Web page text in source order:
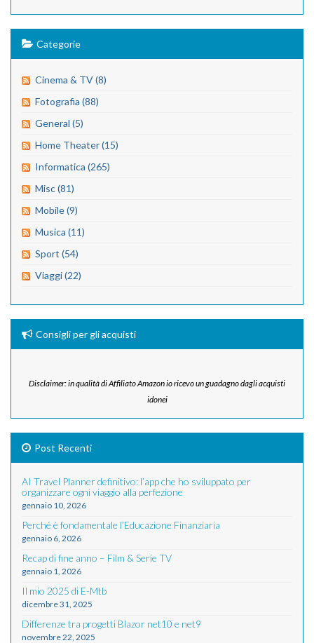
Categorie
Cinema & TV (8)
Fotografia (88)
General (5)
Home Theater (15)
Informatica (265)
Misc (81)
Mobile (9)
Musica (11)
Sport (54)
Viaggi (22)
Consigli per gli acquisti
Disclaimer: in qualità di Affiliato Amazon io ricevo un guadagno dagli acquisti
idonei
Post Recenti
AI Travel Planner definitivo: l’app che ho sviluppato per
organizzare ogni viaggio alla perfezione
gennaio 10, 2026
Perché è fondamentale l’Educazione Finanziaria
gennaio 6, 2026
Recap di fine anno – Film & Serie TV
gennaio 1, 2026
Il mio 2025 di E-Mtb
dicembre 31, 2025
Differenze tra progetti Blazor net10 e net9
novembre 22, 2025